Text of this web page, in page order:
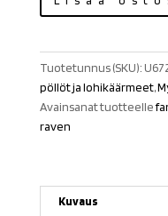
Rose
The
Raven
määrä
Tuotetunnus (SKU):
pöllöt ja lohikäärmeet,
Avainsanat tuotteelle
raven
Kuvaus